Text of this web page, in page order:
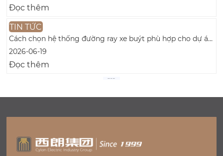
Đọc thêm
TIN TỨC
Cách chọn hệ thống đường ray xe buýt phù hợp cho dự án của bạn
2026-06-19
Đọc thêm